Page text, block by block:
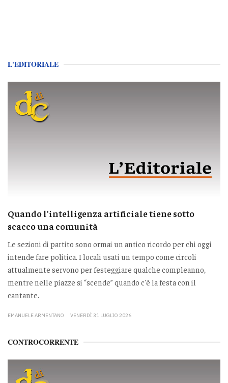
L'EDITORIALE
Quando l'intelligenza artificiale tiene sotto
scacco una comunità
Le sezioni di partito sono ormai un antico ricordo per chi oggi
intende fare politica. I locali usati un tempo come circoli
attualmente servono per festeggiare qualche compleanno,
mentre nelle piazze si “scende” quando c'è la festa con il
cantante.
EMANUELE ARMENTANO VENERDÌ 31 LUGLIO 2026
CONTROCORRENTE